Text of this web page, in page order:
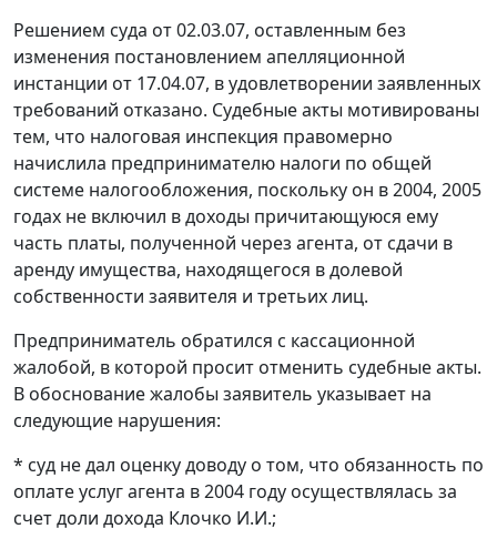
Решением суда от 02.03.07, оставленным без
изменения постановлением апелляционной
инстанции от 17.04.07, в удовлетворении заявленных
требований отказано. Судебные акты мотивированы
тем, что налоговая инспекция правомерно
начислила предпринимателю налоги по общей
системе налогообложения, поскольку он в 2004, 2005
годах не включил в доходы причитающуюся ему
часть платы, полученной через агента, от сдачи в
аренду имущества, находящегося в долевой
собственности заявителя и третьих лиц.
Предприниматель обратился с кассационной
жалобой, в которой просит отменить судебные акты.
В обоснование жалобы заявитель указывает на
следующие нарушения:
* суд не дал оценку доводу о том, что обязанность по
оплате услуг агента в 2004 году осуществлялась за
счет доли дохода Клочко И.И.;